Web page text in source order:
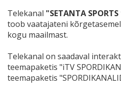
Telekanal "SETANTA
toob vaatajateni
kogu maailmast.
Telekanal on saadaval
teemapaketis "iTV
teemapaketis "